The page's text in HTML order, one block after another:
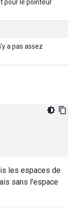
pour le pointeur
a pas assez
les espaces de
sans l'espace